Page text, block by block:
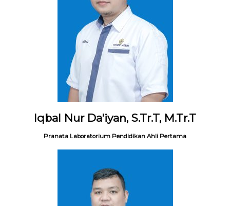
Iqbal Nur Da'iyan, S.Tr.T, M.Tr.T
Pranata Laboratorium Pendidikan Ahli Pertama